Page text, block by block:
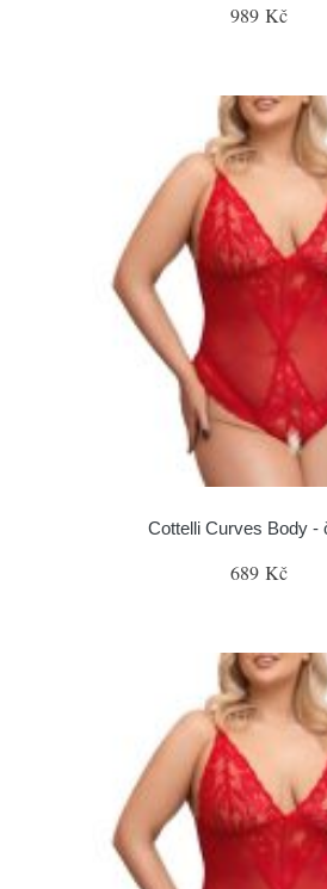
989 Kč
Cottelli Curves Body -
689 Kč